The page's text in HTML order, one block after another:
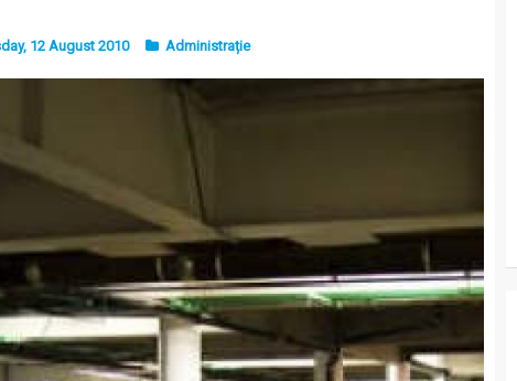
12 August 2010 Administrație